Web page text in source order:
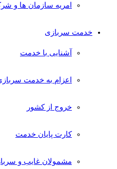
امریه سازمان ها و شرکت
خدمت سربازی
آشنایی با خدمت
اعزام به خدمت سربازی
خروج از کشور
کارت پایان خدمت
مشمولان غایب و سربازان